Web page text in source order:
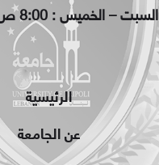
السبت – الخميس : 8:00 ص – 8:00 م
الرئيسية
عن الجامعة